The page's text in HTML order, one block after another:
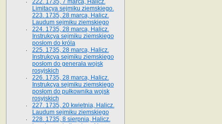
222. 1735, 7 marca, Halicz.
Limitacya sejmiku ziemskiego.
223. 1735, 28 marca, Halicz.
Laudum sejmiku ziemskiego
224. 1735, 28 marca, Halicz.
Instrukcya sejmiku ziemskiego
posłom do króla
225. 1735, 28 marca, Halicz.
Instrukcya sejmiku ziemskiego
posłom do generała wojsk
rosyjskich
226. 1735, 28 marca, Halicz.
Instrukcya sejmiku ziemskiego
posłom do pułkownika wojsk
rosyjskich
227. 1735, 20 kwietnia, Halicz.
Laudum sejmiku ziemskiego
228. 1735, 8 sierpnia, Halicz.